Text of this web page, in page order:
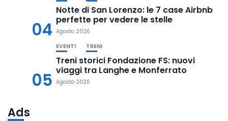
04
Notte di San Lorenzo: le 7 case Airbnb
perfette per vedere le stelle
Agosto 2026
05
EVENTI TRENI
Treni storici Fondazione FS: nuovi
viaggi tra Langhe e Monferrato
Agosto 2026
Ads